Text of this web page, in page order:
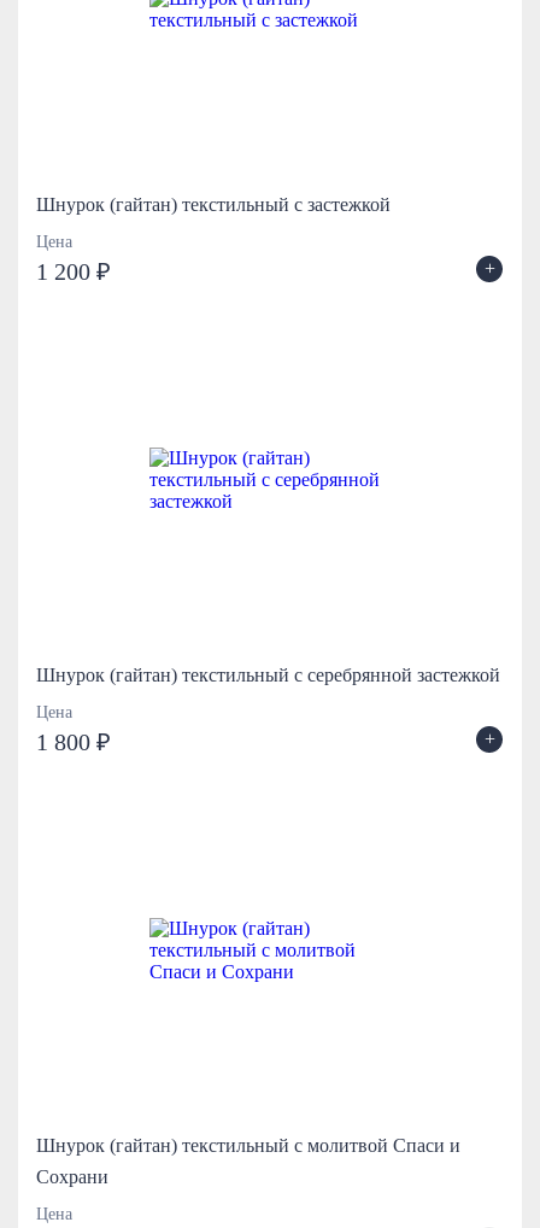
Шнурок (гайтан) текстильный с застежкой
Цена
1 200 ₽ +
Шнурок (гайтан) текстильный с серебрянной застежкой
Цена
1 800 ₽ +
Шнурок (гайтан) текстильный с молитвой Спаси и
Сохрани
Цена